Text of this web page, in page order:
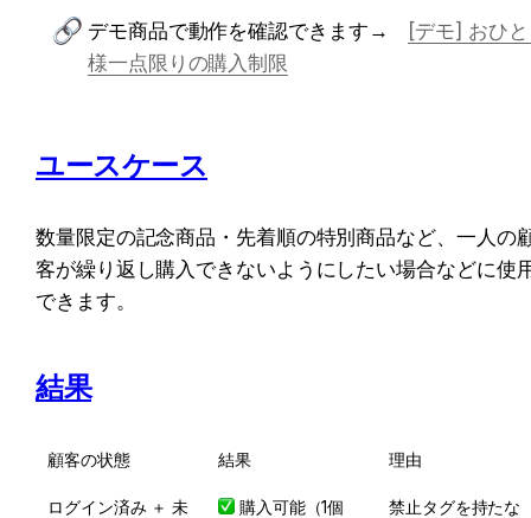
デモ商品で動作を確認できます→
[デモ] おひ
様一点限りの購入制限
ユースケース
数量限定の記念商品・先着順の特別商品など、一人の
客が繰り返し購入できないようにしたい場合などに使
できます。
結果
顧客の状態 結果 理由
ログイン済み ＋ 未
禁止タグを持たな